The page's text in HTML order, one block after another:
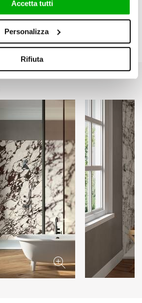
Accetta tutti
Personalizza
Rifiuta